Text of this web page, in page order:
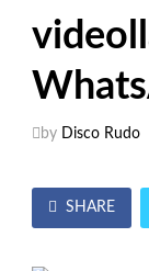
by Disco Rudo
SHARE